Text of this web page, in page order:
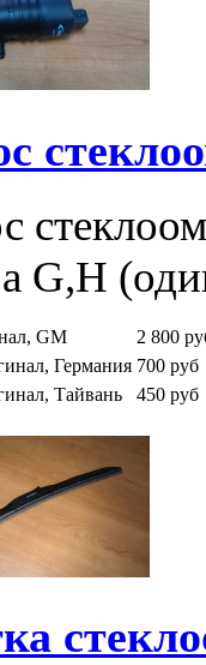
G,H
GM 2 800
Германия 700 руб
Тайвань
450 руб